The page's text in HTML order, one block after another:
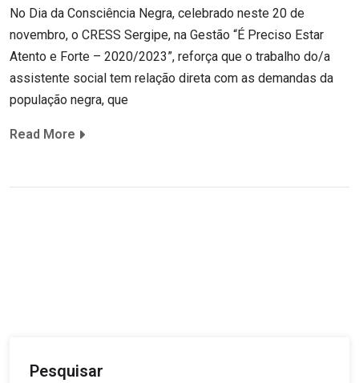
No Dia da Consciência Negra, celebrado neste 20 de
novembro, o CRESS Sergipe, na Gestão “É Preciso Estar
Atento e Forte – 2020/2023”, reforça que o trabalho do/a
assistente social tem relação direta com as demandas da
população negra, que
Read More
Pesquisar